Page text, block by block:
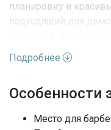
планировку и
подходящий для
французские двери
помещении и на
системе Sonos.
идеально
Подробнее
Особенности
Место для